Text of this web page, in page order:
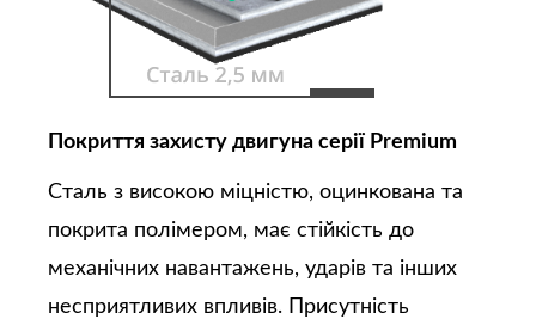
Покриття захисту двигуна серії Premium
Сталь з високою міцністю, оцинкована та
покрита полімером, має стійкість до
механічних навантажень, ударів та інших
несприятливих впливів. Присутність